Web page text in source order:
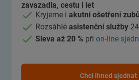
zavazadla, cestu i let
Kryjeme i akutní ošetření zubů
Rozsáhlé asistenční služby
Sleva až 20 % při on-line
Chci ihned sjednat